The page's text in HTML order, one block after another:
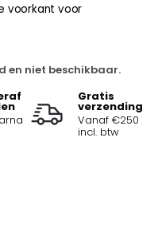
voorkant voor
en niet beschikbaar.
Gratis
verzending
Vanaf €250
incl. btw